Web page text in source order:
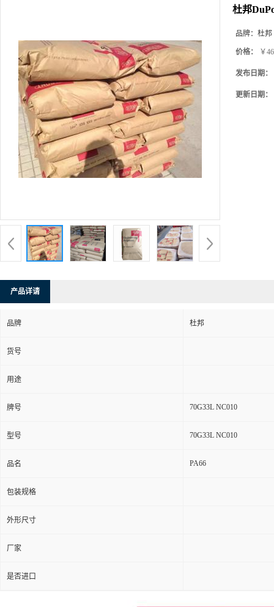
杜邦
品牌： 杜邦
价格： ￥
发布日期：
更新日期：
产品详请
品牌 杜邦
货号
用途
牌号 70G33L NC010
型号 70G33L NC010
品名 PA66
包装规格
外形尺寸
厂家
是否进口